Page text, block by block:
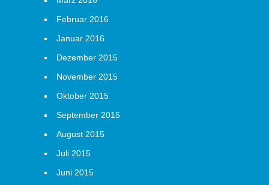
Februar 2016
Januar 2016
Dezember 2015
November 2015
Oktober 2015
September 2015
August 2015
Juli 2015
Juni 2015